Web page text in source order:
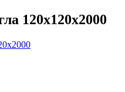
120х120х2000